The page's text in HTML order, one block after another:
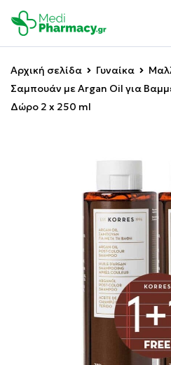
Αρχική σελίδα Γυναίκα
Σαμπουάν με Argan Oil για
Δώρο 2 x 250 ml